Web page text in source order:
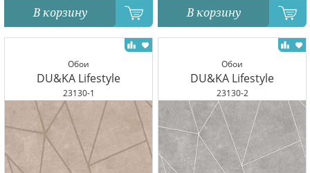
В корзину В корзину
Обои
DU&KA Lifestyle
23130-1
Обои
DU&KA Lifestyle
23130-2